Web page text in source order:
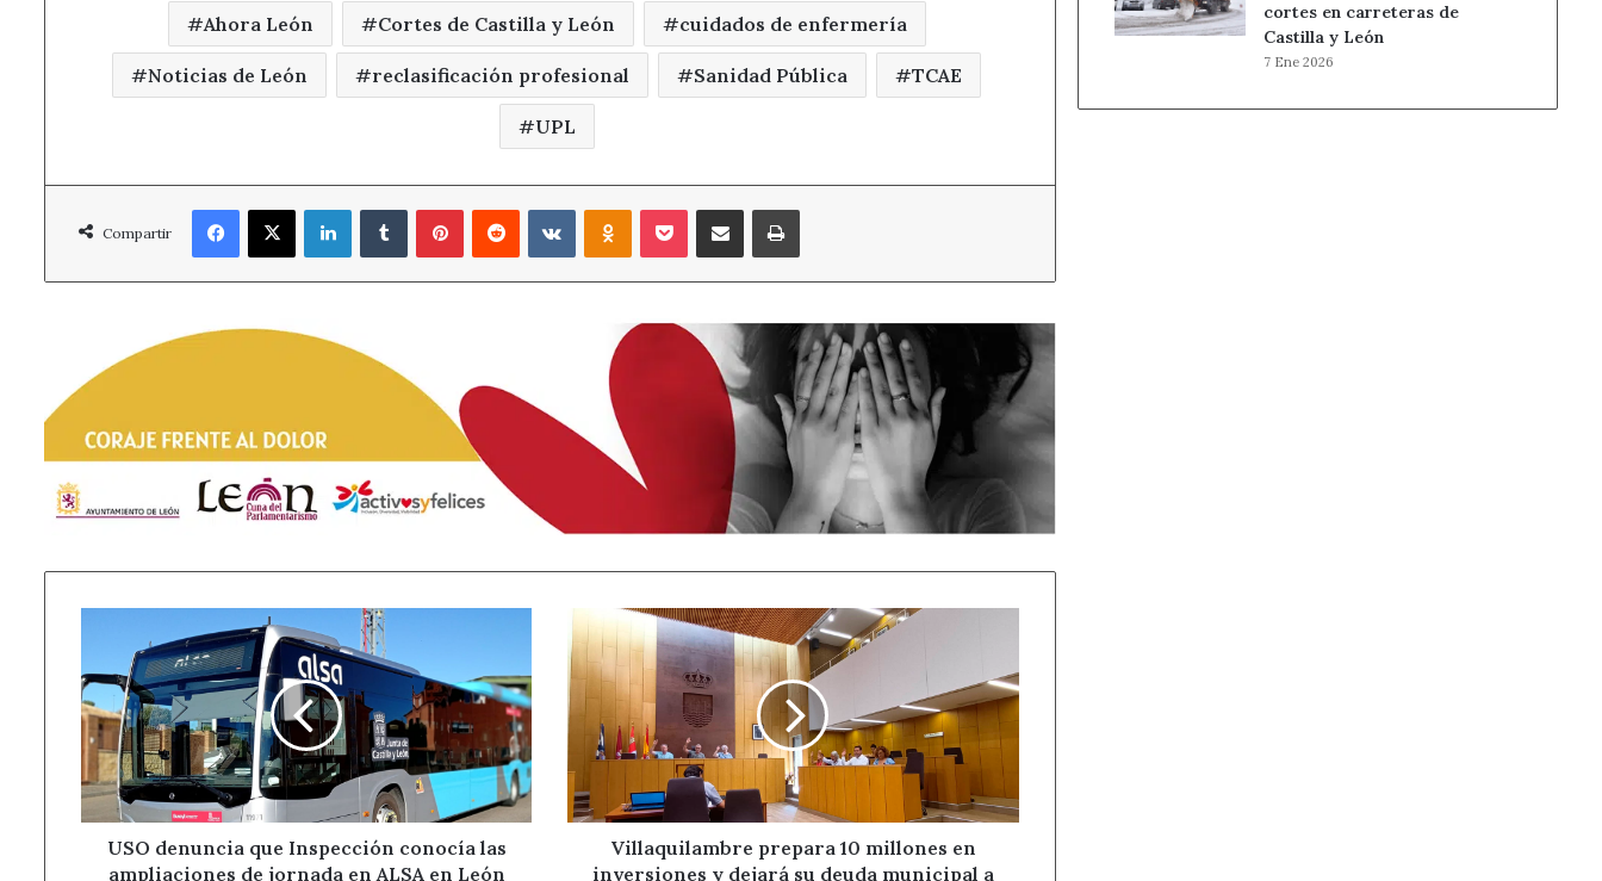
Ahora León Cortes de Castilla y León cuidados de enfermería
Noticias de León reclasificación profesional Sanidad Pública TCAE
UPL
Compartir
Facebook
X LinkedInTumblrPinterestReddit VKontakteOdnoklassniki
PocketCompartir por correo electrónicoImprimir
denuncia
que
Inspección
conocía
las
ampliaciones
de
jornada
ALSA
USO denuncia que Inspección conocía las
ampliaciones de jornada en ALSA en León
Villaquilambre
prepara
10
millones
en
inversiones
y
dejará
su
municipal
Villaquilambre prepara 10 millones en
inversiones y dejará su deuda municipal a
cortes en carreteras de
Castilla y León
7 Ene 2026